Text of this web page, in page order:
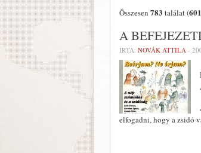
Összesen 783 találat (601
A
ÍRTA: NOVÁK ATTILA -
elfogadni, hogy a zsidó